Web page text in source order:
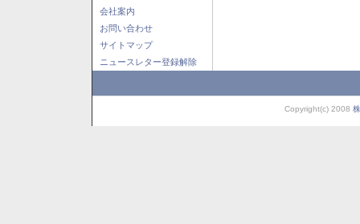
会社案内
お問い合わせ
サイトマップ
ニュースレター登録解除
Copyright(c) 2008